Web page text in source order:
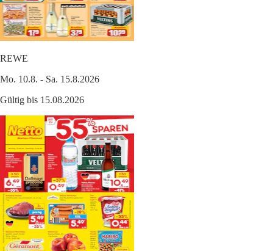
REWE
Mo. 10.8. - Sa. 15.8.2026
Gültig bis 15.08.2026